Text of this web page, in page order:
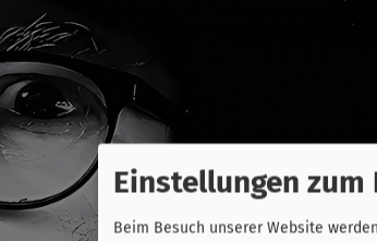
Einstellungen zum
Beim Besuch unserer Website